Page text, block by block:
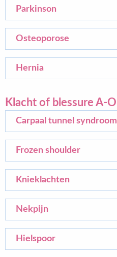
Parkinson
Osteoporose
Hernia
Klacht of blessure A-O
Carpaal tunnel syndroom
Frozen shoulder
Knieklachten
Nekpijn
Hielspoor